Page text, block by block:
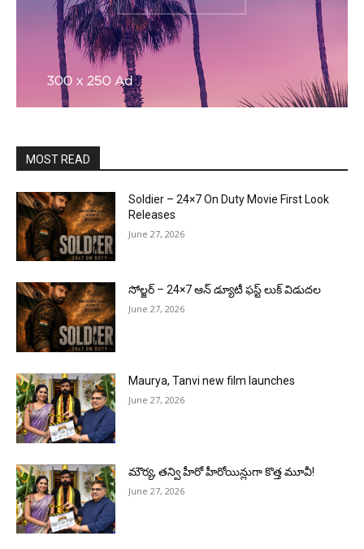
MOST READ
Soldier – 24×7 On Duty Movie First Look
Releases
June 27, 2026
సోల్జర్ – 24×7 ఆన్ డ్యూటీ ఫస్ట్ లుక్ విడుదల
June 27, 2026
Maurya, Tanvi new film launches
June 27, 2026
మౌర్య‌, త‌న్వి హీరో హీరోయిన్లుగా కొత్త మూవీ!
June 27, 2026